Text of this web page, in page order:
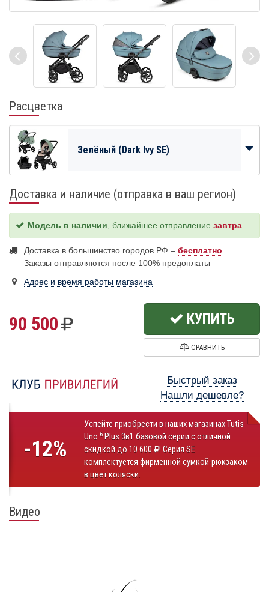
Расцветка
Зелёный (Dark Ivy SE)
Доставка и наличие (отправка в ваш регион)
Модель в наличии , ближайшее отправление завтра
Доставка в большинство городов РФ – бесплатно
Заказы отправляются после 100% предоплаты
Адрес и время работы магазина
90 500 КУПИТЬ
СРАВНИТЬ
Быстрый заказ
Нашли дешевле?
-12%
Успейте приобрести в наших магазинах Tutis
Uno 6 Plus 3в1 базовой серии с отличной
скидкой до 10 600
! Серия SE
комплектуется фирменной сумкой-рюкзаком
в цвет коляски.
Видео